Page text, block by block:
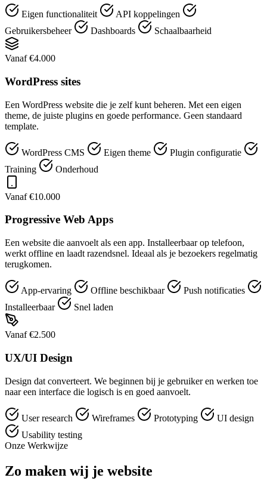
Eigen functionaliteit
API koppelingen
Gebruikersbeheer
Dashboards Schaalbaarheid
Vanaf €4.000
WordPress sites
Een WordPress website die je zelf kunt beheren. Met een eigen
theme, de juiste plugins en goede performance. Geen standaard
template.
WordPress CMS Eigen theme
Plugin configuratie
Training
Onderhoud
Vanaf €10.000
Progressive Web Apps
Een website die aanvoelt als een app. Installeerbaar op telefoon,
werkt offline en laadt razendsnel. Ideaal als je bezoekers regelmatig
terugkomen.
App-ervaring Offline beschikbaar
Push notificaties
Installeerbaar
Snel laden
Vanaf €2.500
UX/UI Design
Design dat converteert. We beginnen bij je gebruiker en werken toe
naar een interface die logisch is en goed aanvoelt.
User research Wireframes Prototyping
UI design
Usability testing
Onze Werkwijze
Zo maken wij je website